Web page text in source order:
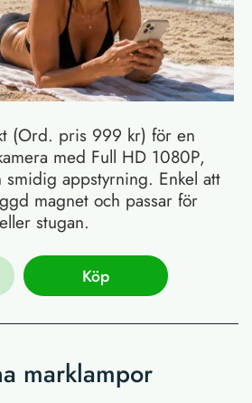
(Ord. pris 999 kr) för en
med Full HD 1080P,
smidig appstyrning. Enkel att
magnet och passar för
stugan.
Köp
marklampor